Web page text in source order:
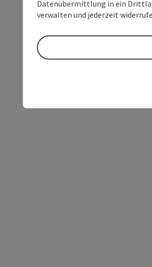
Datenübermittlung in ein
verwalten und jederzeit